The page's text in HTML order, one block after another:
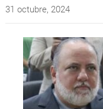
31 octubre, 2024